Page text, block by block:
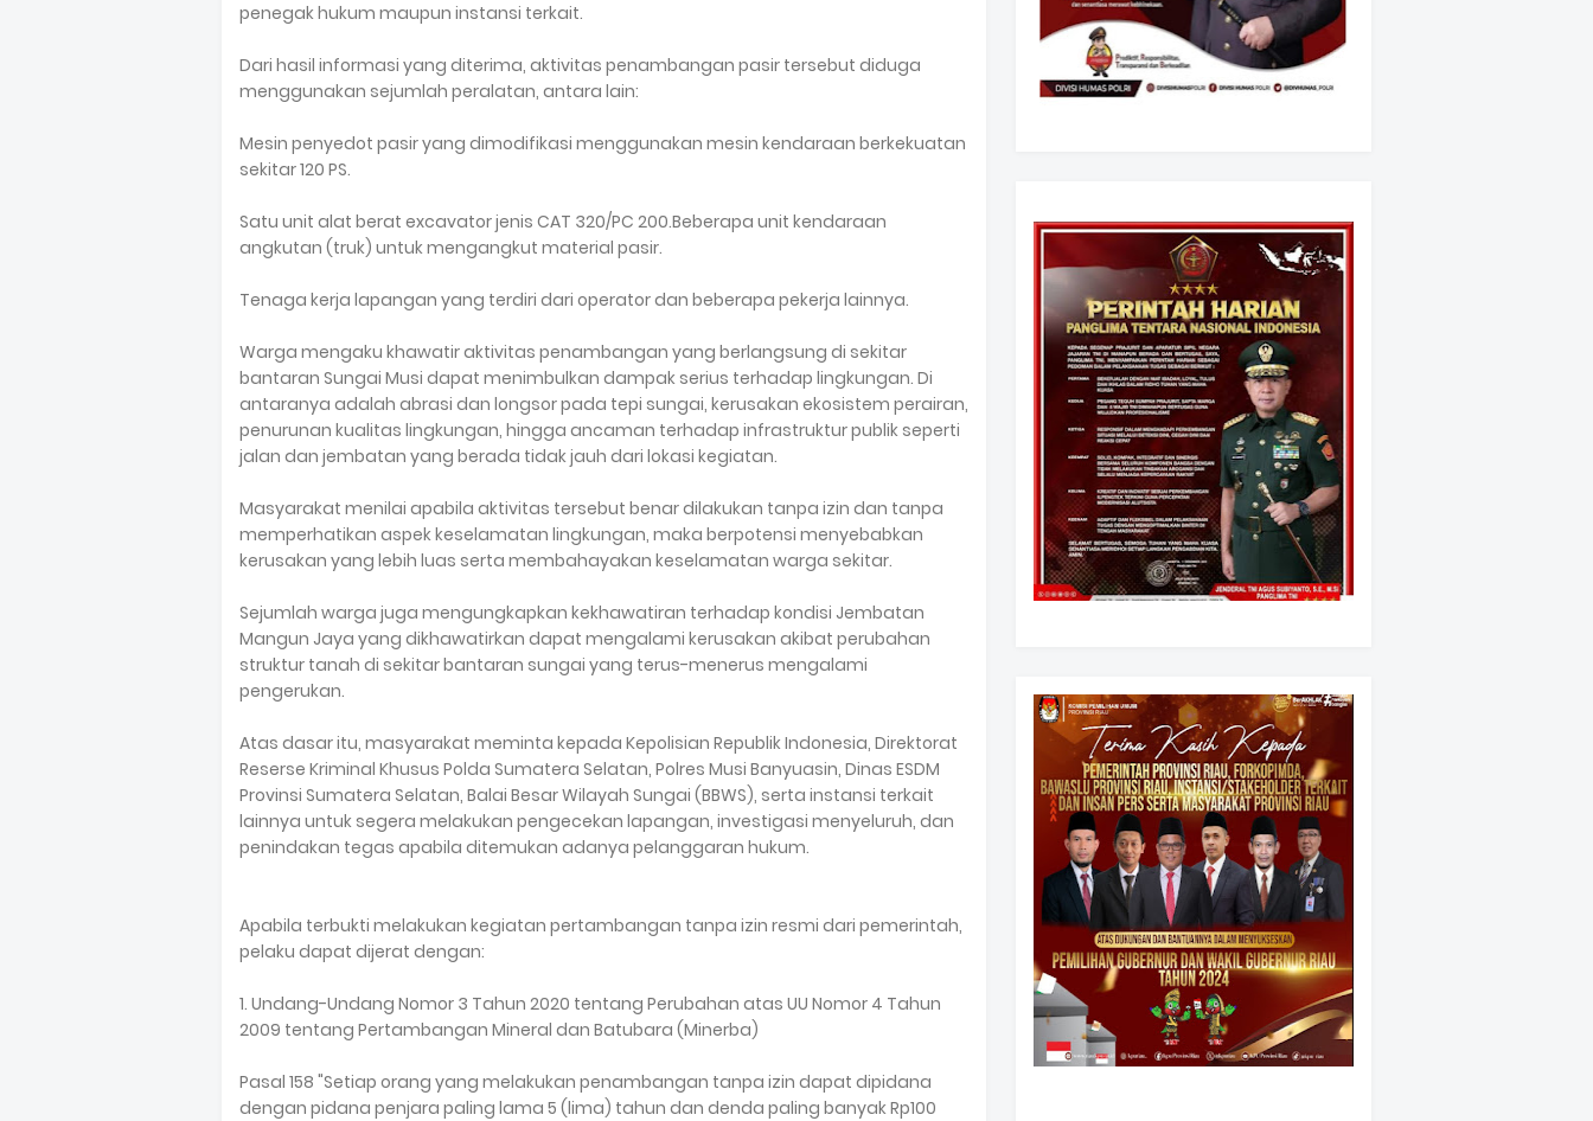
penegak hukum maupun instansi terkait.
Dari hasil informasi yang diterima, aktivitas penambangan pasir tersebut diduga
menggunakan sejumlah peralatan, antara lain:
Mesin penyedot pasir yang dimodifikasi menggunakan mesin kendaraan berkekuatan
sekitar 120 PS.
Satu unit alat berat excavator jenis CAT 320/PC 200.Beberapa unit kendaraan
angkutan (truk) untuk mengangkut material pasir.
Tenaga kerja lapangan yang terdiri dari operator dan beberapa pekerja lainnya.
Warga mengaku khawatir aktivitas penambangan yang berlangsung di sekitar
bantaran Sungai Musi dapat menimbulkan dampak serius terhadap lingkungan. Di
antaranya adalah abrasi dan longsor pada tepi sungai, kerusakan ekosistem perairan,
penurunan kualitas lingkungan, hingga ancaman terhadap infrastruktur publik seperti
jalan dan jembatan yang berada tidak jauh dari lokasi kegiatan.
Masyarakat menilai apabila aktivitas tersebut benar dilakukan tanpa izin dan tanpa
memperhatikan aspek keselamatan lingkungan, maka berpotensi menyebabkan
kerusakan yang lebih luas serta membahayakan keselamatan warga sekitar.
Sejumlah warga juga mengungkapkan kekhawatiran terhadap kondisi Jembatan
Mangun Jaya yang dikhawatirkan dapat mengalami kerusakan akibat perubahan
struktur tanah di sekitar bantaran sungai yang terus-menerus mengalami
pengerukan.
Atas dasar itu, masyarakat meminta kepada Kepolisian Republik Indonesia, Direktorat
Reserse Kriminal Khusus Polda Sumatera Selatan, Polres Musi Banyuasin, Dinas ESDM
Provinsi Sumatera Selatan, Balai Besar Wilayah Sungai (BBWS), serta instansi terkait
lainnya untuk segera melakukan pengecekan lapangan, investigasi menyeluruh, dan
penindakan tegas apabila ditemukan adanya pelanggaran hukum.
Apabila terbukti melakukan kegiatan pertambangan tanpa izin resmi dari pemerintah,
pelaku dapat dijerat dengan:
1. Undang-Undang Nomor 3 Tahun 2020 tentang Perubahan atas UU Nomor 4 Tahun
2009 tentang Pertambangan Mineral dan Batubara (Minerba)
Pasal 158 "Setiap orang yang melakukan penambangan tanpa izin dapat dipidana
dengan pidana penjara paling lama 5 (lima) tahun dan denda paling banyak Rp100